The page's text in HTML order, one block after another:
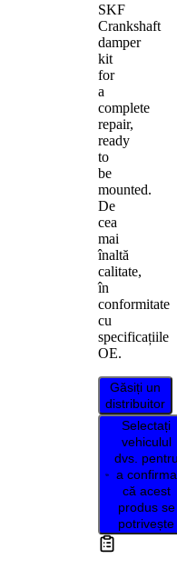
SKF
Crankshaft
damper
kit
for
a
complete
repair,
ready
to
be
mounted.
De
cea
mai
înaltă
calitate,
în
conformitate
cu
specificațiile
OE.
Găsiți un
distribuitor
Selectați
vehiculul
dvs. pentru
a confirma
că acest
produs se
potrivește